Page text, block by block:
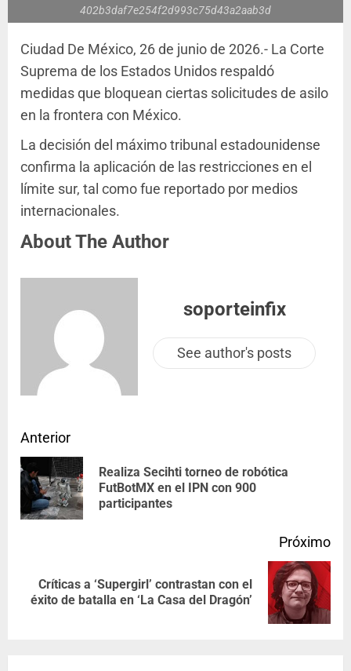
402b3daf7e254f2d993c75d43a2aab3d
Ciudad De México, 26 de junio de 2026.- La Corte
Suprema de los Estados Unidos respaldó
medidas que bloquean ciertas solicitudes de asilo
en la frontera con México.
La decisión del máximo tribunal estadounidense
confirma la aplicación de las restricciones en el
límite sur, tal como fue reportado por medios
internacionales.
About The Author
soporteinfix
See author's posts
Anterior
Realiza Secihti torneo de robótica
FutBotMX en el IPN con 900
participantes
Próximo
Críticas a ‘Supergirl’ contrastan con el
éxito de batalla en ‘La Casa del Dragón’